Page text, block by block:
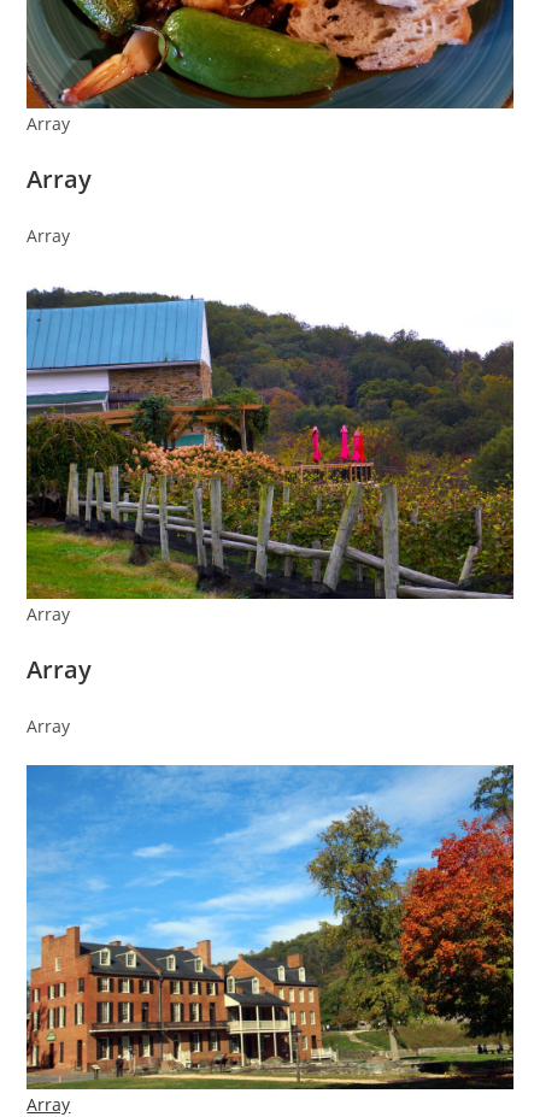
Array
Array
Array
Array
Array
Array
Array